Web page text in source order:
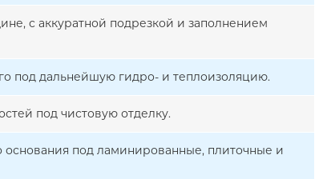
с аккуратной подрезкой и заполнением
под дальнейшую гидро- и теплоизоляцию.
под чистовую отделку.
под ламинированные, плиточные и